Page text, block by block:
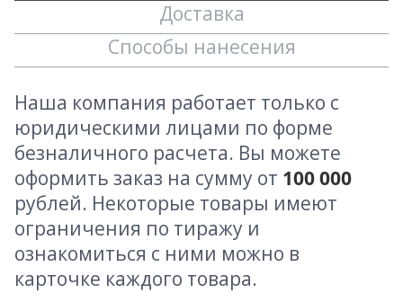
Доставка
Способы нанесения
Наша компания работает только с
юридическими лицами по форме
безналичного расчета. Вы можете
оформить заказ на сумму от 100 000
рублей. Некоторые товары имеют
ограничения по тиражу и
ознакомиться с ними можно в
карточке каждого товара.